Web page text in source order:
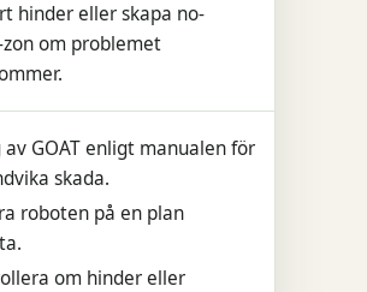
hinder eller skapa no-
om problemet
av GOAT enligt manualen för
skada.
roboten på en plan
om hinder eller